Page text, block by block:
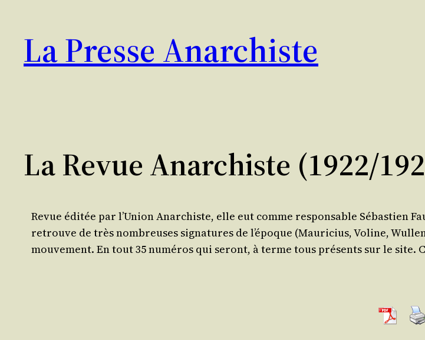
contenu
La Presse Anarchiste
La Revue Anarchiste (1922/​
Revue édi­tée par l’Union Anar­chiste, elle eut comme res­pon­sable Sébas­tien
retrouve de très nom­breuses signa­tures de l’é­poque (Mau­ri­cius, Voline,
mouvement. En tout 35 numé­ros qui seront, à terme tous pré­sents sur le site.